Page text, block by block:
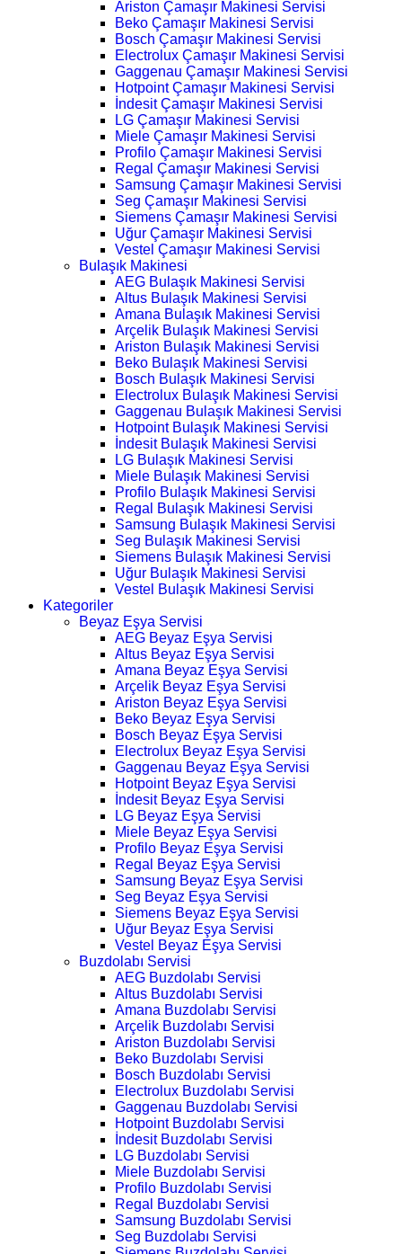
Ariston Çamaşır Makinesi Servisi
Beko Çamaşır Makinesi Servisi
Bosch Çamaşır Makinesi Servisi
Electrolux Çamaşır Makinesi Servisi
Gaggenau Çamaşır Makinesi Servisi
Hotpoint Çamaşır Makinesi Servisi
İndesit Çamaşır Makinesi Servisi
LG Çamaşır Makinesi Servisi
Miele Çamaşır Makinesi Servisi
Profilo Çamaşır Makinesi Servisi
Regal Çamaşır Makinesi Servisi
Samsung Çamaşır Makinesi Servisi
Seg Çamaşır Makinesi Servisi
Siemens Çamaşır Makinesi Servisi
Uğur Çamaşır Makinesi Servisi
Vestel Çamaşır Makinesi Servisi
Bulaşık Makinesi
AEG Bulaşık Makinesi Servisi
Altus Bulaşık Makinesi Servisi
Amana Bulaşık Makinesi Servisi
Arçelik Bulaşık Makinesi Servisi
Ariston Bulaşık Makinesi Servisi
Beko Bulaşık Makinesi Servisi
Bosch Bulaşık Makinesi Servisi
Electrolux Bulaşık Makinesi Servisi
Gaggenau Bulaşık Makinesi Servisi
Hotpoint Bulaşık Makinesi Servisi
İndesit Bulaşık Makinesi Servisi
LG Bulaşık Makinesi Servisi
Miele Bulaşık Makinesi Servisi
Profilo Bulaşık Makinesi Servisi
Regal Bulaşık Makinesi Servisi
Samsung Bulaşık Makinesi Servisi
Seg Bulaşık Makinesi Servisi
Siemens Bulaşık Makinesi Servisi
Uğur Bulaşık Makinesi Servisi
Vestel Bulaşık Makinesi Servisi
Kategoriler
Beyaz Eşya Servisi
AEG Beyaz Eşya Servisi
Altus Beyaz Eşya Servisi
Amana Beyaz Eşya Servisi
Arçelik Beyaz Eşya Servisi
Ariston Beyaz Eşya Servisi
Beko Beyaz Eşya Servisi
Bosch Beyaz Eşya Servisi
Electrolux Beyaz Eşya Servisi
Gaggenau Beyaz Eşya Servisi
Hotpoint Beyaz Eşya Servisi
İndesit Beyaz Eşya Servisi
LG Beyaz Eşya Servisi
Miele Beyaz Eşya Servisi
Profilo Beyaz Eşya Servisi
Regal Beyaz Eşya Servisi
Samsung Beyaz Eşya Servisi
Seg Beyaz Eşya Servisi
Siemens Beyaz Eşya Servisi
Uğur Beyaz Eşya Servisi
Vestel Beyaz Eşya Servisi
Buzdolabı Servisi
AEG Buzdolabı Servisi
Altus Buzdolabı Servisi
Amana Buzdolabı Servisi
Arçelik Buzdolabı Servisi
Ariston Buzdolabı Servisi
Beko Buzdolabı Servisi
Bosch Buzdolabı Servisi
Electrolux Buzdolabı Servisi
Gaggenau Buzdolabı Servisi
Hotpoint Buzdolabı Servisi
İndesit Buzdolabı Servisi
LG Buzdolabı Servisi
Miele Buzdolabı Servisi
Profilo Buzdolabı Servisi
Regal Buzdolabı Servisi
Samsung Buzdolabı Servisi
Seg Buzdolabı Servisi